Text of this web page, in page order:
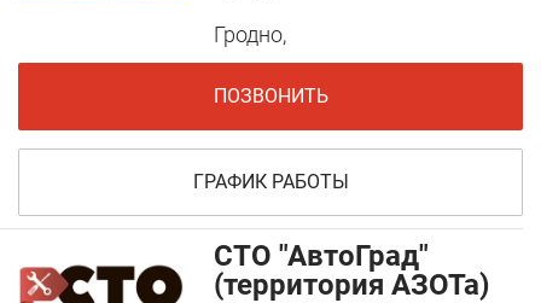
Гродно,
ПОЗВОНИТЬ
ГРАФИК РАБОТЫ
СТО "АвтоГрад"
(территория АЗОТа)